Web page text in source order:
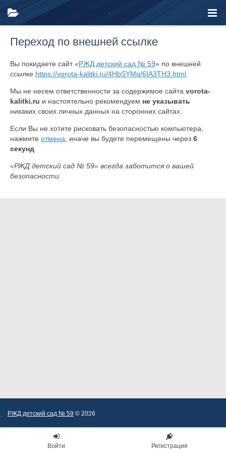
Переход по внешней ссылке
Вы покидаете сайт «РЖД детский сад № 59» по внешней
ссылке https://vorota-kalitki.ru/4HbSYMq/6IA3TH3.html
Мы не несем ответственности за содержимое сайта vorota-
kalitki.ru и настоятельно рекомендуем не указывать
никаких своих личных данных на сторонних сайтах.
Если Вы не хотите рисковать безопасностью компьютера,
нажмите отмена , иначе вы будете перемещены через 6
секунд
«РЖД детский сад № 59» всегда заботится о вашей
безопасности.
РЖД детский сад № 59 © 2026
Войти Регистрация